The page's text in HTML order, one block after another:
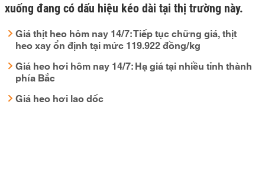
xuống đang có dấu hiệu kéo dài tại thị trường này.
Giá thịt heo hôm nay 14/7: Tiếp tục chững giá, thịt
heo xay ổn định tại mức 119.922 đồng/kg
Giá heo hơi hôm nay 14/7: Hạ giá tại nhiều tỉnh thành
phía Bắc
Giá heo hơi lao dốc